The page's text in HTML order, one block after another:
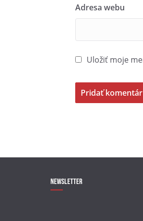
Adresa webu
Uložiť moje
Newsletter